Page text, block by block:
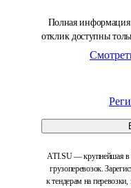
Полная информация
отклик доступны
ATI.SU — крупнейшая в
грузоперевозок.
к тендерам на